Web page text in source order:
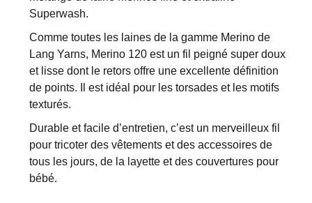
Superwash.
Comme toutes les laines de la gamme Merino de
Lang Yarns, Merino 120 est un fil peigné super doux
et lisse dont le retors offre une excellente définition
de points. Il est idéal pour les torsades et les motifs
texturés.
Durable et facile d’entretien, c’est un merveilleux fil
pour tricoter des vêtements et des accessoires de
tous les jours, de la layette et des couvertures pour
bébé.